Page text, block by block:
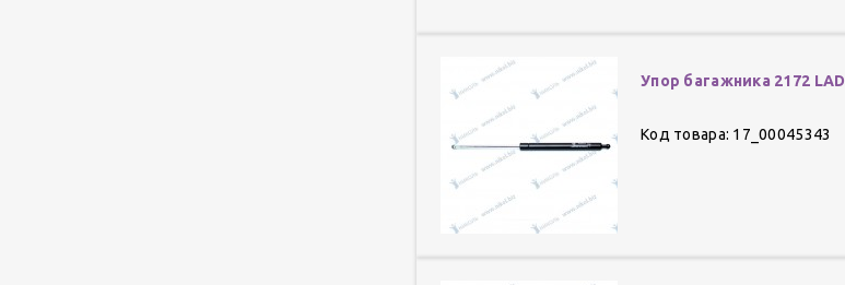
Упор багажника 2172
Код товара: 17_00045343